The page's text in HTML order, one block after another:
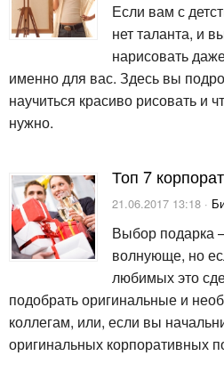
Если вам с
нет таланта, и
нарисовать
именно для вас. Здесь вы
научиться красиво рисовать и
нужно.
Топ 7
21.06.2017 13:18 ·
Выбор подарка
волнующе, но
любимых это
подобрать оригинальные и
коллегам, или, если вы
оригинальных корпоративных